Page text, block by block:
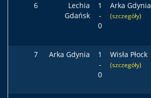
6
Lechia
Gdańsk
1
-
0
Arka Gdynia
(szczegóły)
7 Arka Gdynia
1
-
0
Wisła Płock
(szczegóły)